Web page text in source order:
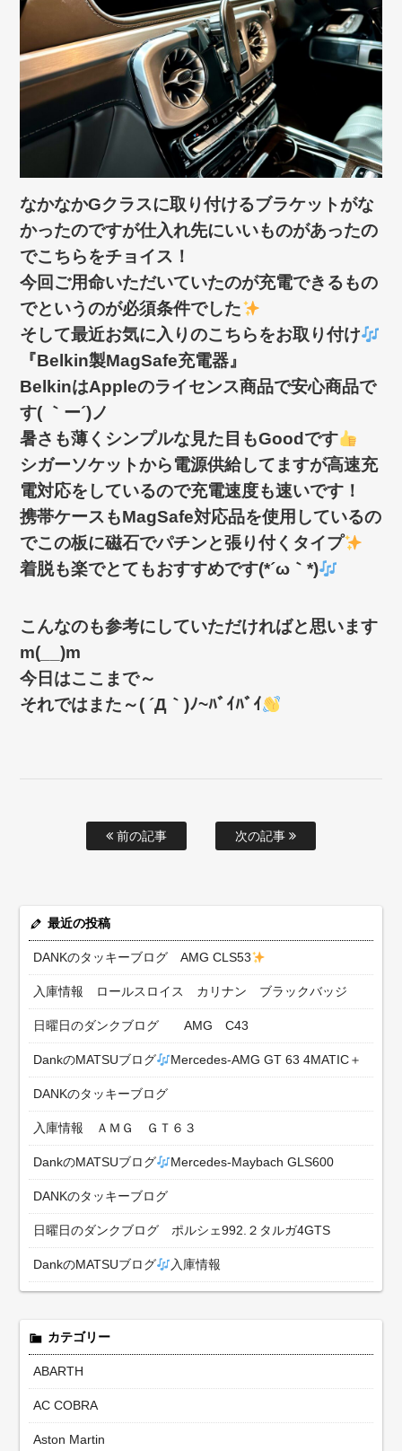
なかなかGクラスに取り付けるブラケットがな
かったのですが仕入れ先にいいものがあったの
でこちらをチョイス！
今回ご用命いただいていたのが充電できるもの
でというのが必須条件でした
そして最近お気に入りのこちらをお取り付け
『Belkin製MagSafe充電器』
BelkinはAppleのライセンス商品で安心商品で
す( ｀ー´)ノ
暑さも薄くシンプルな見た目もGoodです
シガーソケットから電源供給してますが高速充
電対応をしているので充電速度も速いです！
携帯ケースもMagSafe対応品を使用しているの
でこの板に磁石でパチンと張り付くタイプ
着脱も楽でとてもおすすめです(*´ω｀*)
こんなのも参考にしていただければと思います
m(__)m
今日はここまで～
それではまた～( ´Д｀)ﾉ~ﾊﾞｲﾊﾞｲ
前の記事 次の記事
最近の投稿
DANKのタッキーブログ AMG CLS53
入庫情報 ロールスロイス カリナン ブラックバッジ
日曜日のダンクブログ AMG C43
DankのMATSUブログ Mercedes-AMG GT 63 4MATIC＋
DANKのタッキーブログ
入庫情報 ＡＭＧ ＧＴ６３
DankのMATSUブログ Mercedes-Maybach GLS600
DANKのタッキーブログ
日曜日のダンクブログ ポルシェ992.２タルガ4GTS
DankのMATSUブログ 入庫情報
カテゴリー
ABARTH
AC COBRA
Aston Martin